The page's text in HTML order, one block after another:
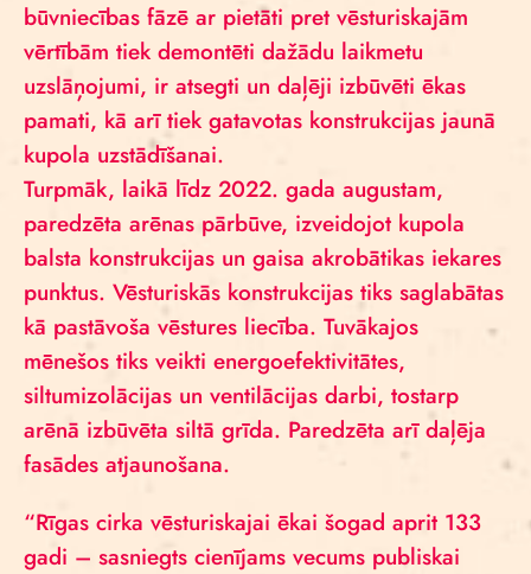
būvniecības fāzē ar pietāti pret vēsturiskajām
vērtībām tiek demontēti dažādu laikmetu
uzslāņojumi, ir atsegti un daļēji izbūvēti ēkas
pamati, kā arī tiek gatavotas konstrukcijas jaunā
kupola uzstādīšanai.
Turpmāk, laikā līdz 2022. gada augustam,
paredzēta arēnas pārbūve, izveidojot kupola
balsta konstrukcijas un gaisa akrobātikas iekares
punktus. Vēsturiskās konstrukcijas tiks saglabātas
kā pastāvoša vēstures liecība. Tuvākajos
mēnešos tiks veikti energoefektivitātes,
siltumizolācijas un ventilācijas darbi, tostarp
arēnā izbūvēta siltā grīda. Paredzēta arī daļēja
fasādes atjaunošana.
“Rīgas cirka vēsturiskajai ēkai šogad aprit 133
gadi – sasniegts cienījams vecums publiskai